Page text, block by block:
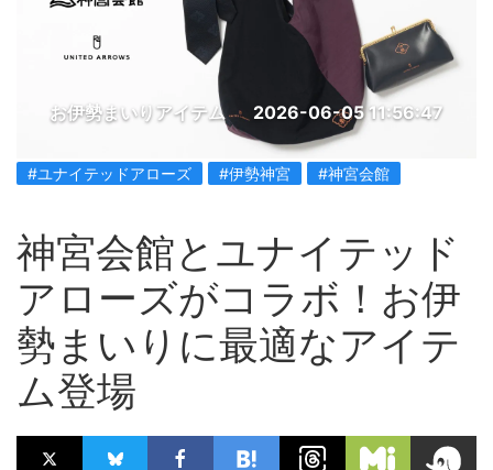
お伊勢まいりアイテム 2026-06-05 11:56:47
#ユナイテッドアローズ #伊勢神宮 #神宮会館
神宮会館とユナイテッド
アローズがコラボ！お伊
勢まいりに最適なアイテ
ム登場